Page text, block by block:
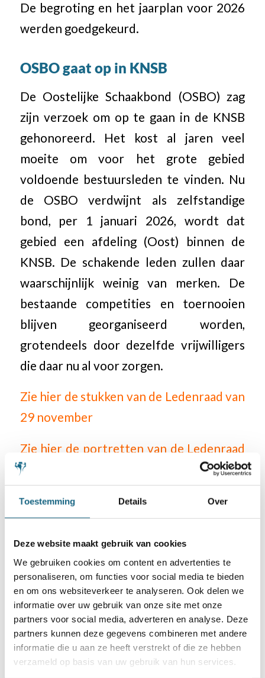
Toestemming Details Over
Deze website maakt gebruik van cookies
We gebruiken cookies om content en advertenties te
personaliseren, om functies voor social media te bieden
en om ons websiteverkeer te analyseren. Ook delen we
informatie over uw gebruik van onze site met onze
partners voor social media, adverteren en analyse. Deze
partners kunnen deze gegevens combineren met andere
informatie die u aan ze heeft verstrekt of die ze hebben
verzameld op basis van uw gebruik van hun services.
De begroting en het jaarplan voor 2026
werden goedgekeurd.
OSBO gaat op in KNSB
De Oostelijke Schaakbond (OSBO) zag
zijn verzoek om op te gaan in de KNSB
gehonoreerd. Het kost al jaren veel
moeite om voor het grote gebied
voldoende bestuursleden te vinden. Nu
de OSBO verdwijnt als zelfstandige
bond, per 1 januari 2026, wordt dat
gebied een afdeling (Oost) binnen de
KNSB. De schakende leden zullen daar
waarschijnlijk weinig van merken. De
bestaande competities en toernooien
blijven georganiseerd worden,
grotendeels door dezelfde vrijwilligers
die daar nu al voor zorgen.
Zie hier de stukken van de Ledenraad van
29 november
Zie hier de portretten van de Ledenraad
(foto’s gemaakt door Frans Peeters)
Categorie
Beleid,Bestuur,Bondsnieuws,Ledenraad
Deel dit stuk